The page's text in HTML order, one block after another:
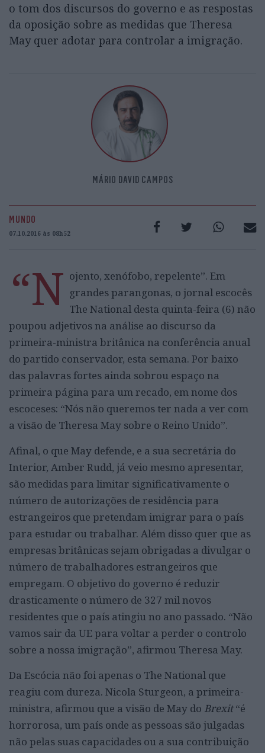
o tom dos discursos do governo e as respostas
da oposição sobre as medidas que Theresa
May quer adotar para controlar a imigração.
MÁRIO DAVID CAMPOS
MUNDO
07.10.2016 às 08h52
“N ojento, xenófobo, repelente”. Em
grandes parangonas, o jornal escocês
The National desta quinta-feira (6) não
poupou adjetivos na análise ao discurso da
primeira-ministra britânica na conferência anual
do partido conservador, esta semana. Por baixo
das palavras fortes ainda sobrou espaço na
primeira página para um recado, em nome dos
escoceses: “Nós não queremos ter nada a ver com
a visão de Theresa May sobre o Reino Unido”.
Afinal, o que May defende, e a sua secretária do
Interior, Amber Rudd, já veio mesmo apresentar,
são medidas para limitar significativamente o
número de autorizações de residência para
estrangeiros que pretendam imigrar para o país
para estudar ou trabalhar. Além disso quer que as
empresas britânicas sejam obrigadas a divulgar o
número de trabalhadores estrangeiros que
empregam. O objetivo do governo é reduzir
drasticamente o número de 327 mil novos
residentes que o país atingiu no ano passado. “Não
vamos sair da UE para voltar a perder o controlo
sobre a nossa imigração”, afirmou Theresa May.
Da Escócia não foi apenas o The National que
reagiu com dureza. Nicola Sturgeon, a primeira-
ministra, afirmou que a visão de May do Brexit“é
horrorosa, um país onde as pessoas são julgadas
não pelas suas capacidades ou a sua contribuição